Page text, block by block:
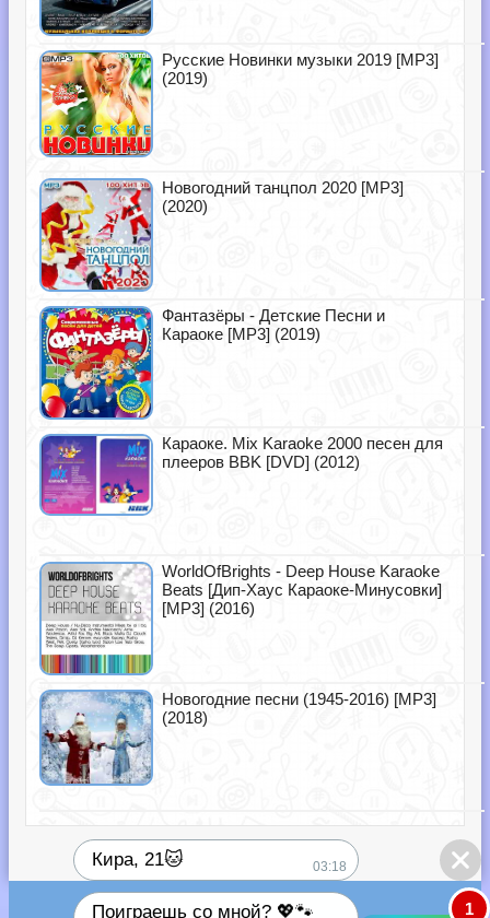
Русские Новинки музыки 2019 [MP3]
(2019)
Новогодний танцпол 2020 [MP3]
(2020)
Фантазёры - Детские Песни и
Караоке [MP3] (2019)
Караоке. Mix Karaoke 2000 песен для
плееров BBK [DVD] (2012)
WorldOfBrights - Deep House Karaoke
Beats [Дип-Хаус Караоке-Минусовки]
[MP3] (2016)
Новогодние песни (1945-2016) [MP3]
(2018)
Кира, 21🐱 03:18
Поиграешь со мной? 💖🐾 1